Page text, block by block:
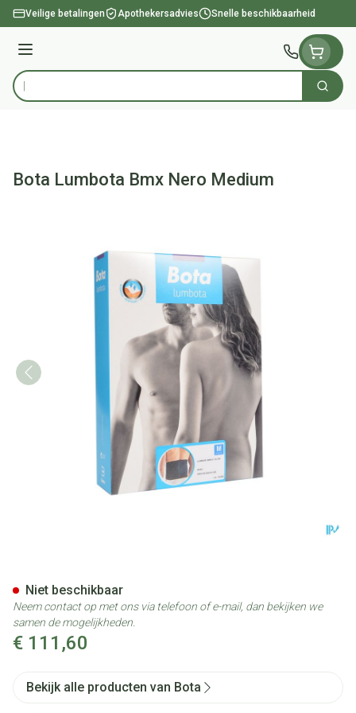
Ga naar de inhoud
Veilige betalingen Apothekersadvies Snelle beschikbaarheid
Menu
Product, merk, categorie... Zoek
Bota Lumbota Bmx Nero Medium
€ 111,60
Niet beschikbaar
Neem contact op met ons via telefoon of e-mail, dan bekijken we
samen de mogelijkheden.
Bekijk alle producten van Bota